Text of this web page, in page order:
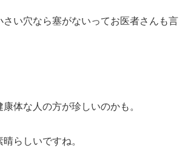
さい穴なら塞がないってお医者さんも言
体な人の方が珍しいのかも。
らしいですね。